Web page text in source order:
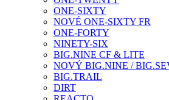
ONE-SIXTY
NOVÉ ONE-SIXTY FR
ONE-FORTY
NINETY-SIX
BIG.NINE CF & LITE
NOVÝ BIG.NINE /
BIG.TRAIL
DIRT